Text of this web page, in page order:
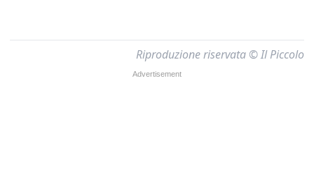
Riproduzione riservata © Il Piccolo